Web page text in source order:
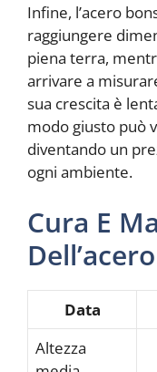
Infine, l’acero
raggiungere
piena terra,
arrivare a
sua crescita è
modo giusto può
diventando un
ogni ambiente.
Cura E
Data
Altezza